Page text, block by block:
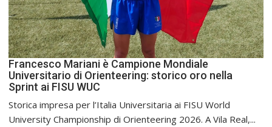
Francesco Mariani è Campione Mondiale
Universitario di Orienteering: storico oro nella
Sprint ai FISU WUC
Storica impresa per l’Italia Universitaria ai FISU World
University Championship di Orienteering 2026. A Vila Real,...